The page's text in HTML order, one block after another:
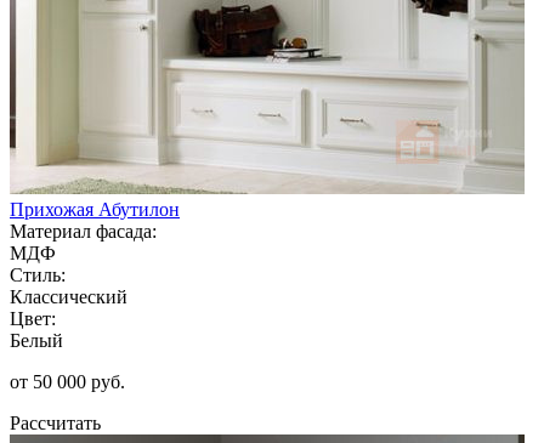
Прихожая Абутилон
Материал фасада:
МДФ
Стиль:
Классический
Цвет:
Белый
от 50 000 руб.
Рассчитать